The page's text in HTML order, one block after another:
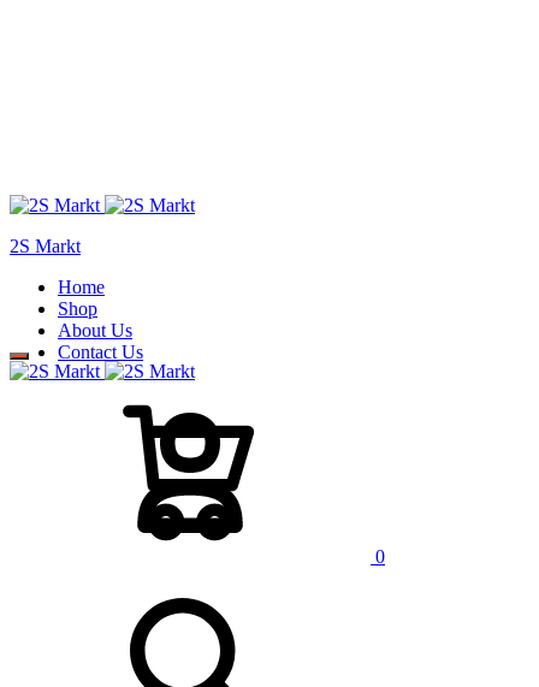
2S Markt
Home
Shop
About Us
Contact Us
0